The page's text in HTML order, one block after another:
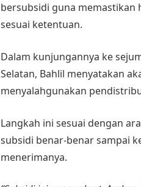
bersubsidi guna memastikan
sesuai ketentuan.
Dalam kunjungannya ke
Selatan, Bahlil menyatakan
menyalahgunakan
Langkah ini sesuai dengan
subsidi benar-benar sampai
menerimanya.